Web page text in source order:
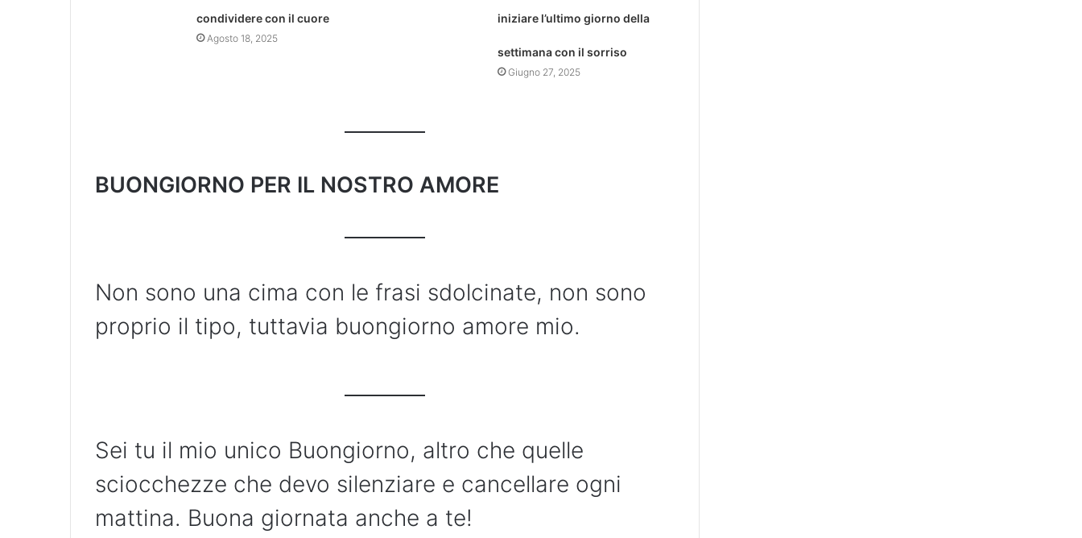
condividere con il cuore
Agosto 18, 2025
iniziare l’ultimo giorno della
settimana con il sorriso
Giugno 27, 2025
BUONGIORNO PER IL NOSTRO AMORE
Non sono una cima con le frasi sdolcinate, non sono
proprio il tipo, tuttavia buongiorno amore mio.
Sei tu il mio unico Buongiorno, altro che quelle
sciocchezze che devo silenziare e cancellare ogni
mattina. Buona giornata anche a te!